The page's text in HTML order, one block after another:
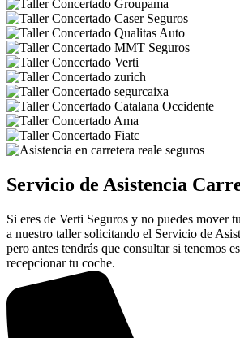
Servicio de Asistencia
Si eres de Verti Seguros y no puedes mover
a nuestro taller solicitando el Servicio de
pero antes tendrás que consultar si tenemos
recepcionar tu coche.